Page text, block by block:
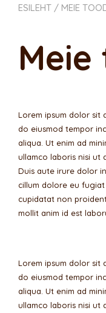
ESILEHT / MEIE
Lorem ipsum dolor sit
do eiusmod tempor
aliqua. Ut enim ad
ullamco laboris nisi ut
Duis aute irure dolor
cillum dolore eu
cupidatat non
mollit anim id est
Lorem ipsum dolor sit
do eiusmod tempor
aliqua. Ut enim ad
ullamco laboris nisi ut